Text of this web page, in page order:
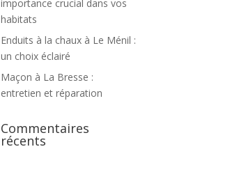
importance crucial dans vos
habitats
Enduits à la chaux à Le Ménil :
un choix éclairé
Maçon à La Bresse :
entretien et réparation
Commentaires
récents